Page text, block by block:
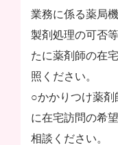
業務に係る薬局
製剤処理の可否
たに薬剤師の在
照ください。
○かかりつけ薬剤
に在宅訪問の希
相談ください。